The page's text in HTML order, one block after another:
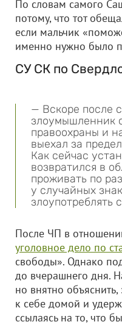
По словам самого
потому, что тот
если мальчик
именно нужно было
СУ СК по
— Вскоре после
злоумышленник
правоохраны и
выехал за
Как сейчас
возвратился в
проживать по
у случайных
злоупотреблять
После ЧП в
уголовное дело по
свободы». Однако
до вчерашнего дня.
но внятно
к себе домой и
ссылаясь на то, что